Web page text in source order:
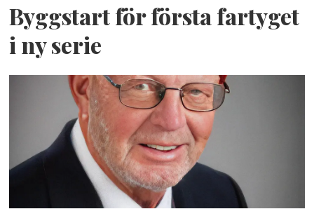
Byggstart för första fartyget
i ny serie